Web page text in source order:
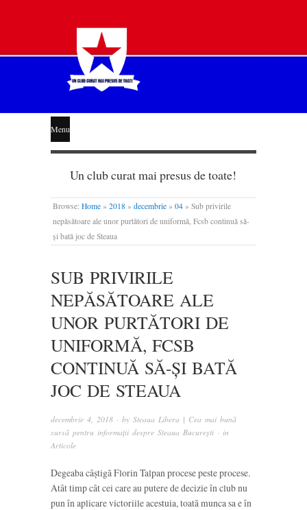
STEAUA
LIBERĂ
Menu
Un club curat mai presus de toate!
Browse: Home » 2018 » decembrie » 04 » Sub privirile
nepăsătoare ale unor purtători de uniformă, Fcsb continuă să-
și bată joc de Steaua
SUB PRIVIRILE
NEPĂSĂTOARE ALE
UNOR PURTĂTORI DE
UNIFORMĂ, FCSB
CONTINUĂ SĂ-ȘI BATĂ
JOC DE STEAUA
decembrie 4, 2018 · by Steaua Libera | Cea mai bună
sursă pentru informații despre Steaua București · in
Articole
Degeaba câștigă Florin Talpan procese peste procese.
Atât timp cât cei care au putere de decizie în club nu
pun în aplicare victoriile acestuia, toată munca sa e în